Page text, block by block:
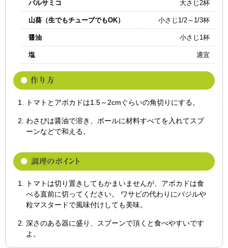
バルサミコ 大さじ2杯
山葵（生でもチューブでもOK） 小さじ1/2～1/3杯
醤油 小さじ1杯
塩 適宜
トマトとアボカドは1.5～2cmぐらいの角切りにする。
わさびは醤油で溶き、ボールに材料すべてを入れてスプ
ーンなどで和える。
トマトは切り置きしてもかまいませんが、アボカドは食
べる直前に切ってください。 ワサビの代わりにバジルや
粒マスタードで風味付けしても美味。
深さのある器に盛り、スプーンで頂くと食べやすいです
よ。